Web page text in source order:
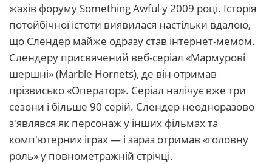
жахів форуму Something Awful у 2009 році. Історія
потойбічної істоти виявилася настільки вдалою,
що Слендер майже одразу став інтернет-мемом.
Слендеру присвячений веб-серіал «Мармурові
шершні» (Marble Hornets), де він отримав
прізвисько «Оператор». Серіал налічує вже три
сезони і більше 90 серій. Слендер неодноразово
з'являвся як персонаж у інших фільмах та
комп'ютерних іграх — і зараз отримав «головну
роль» у повнометражній стрічці.